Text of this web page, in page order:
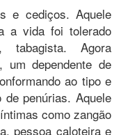
e cediços. Aquele
a vida foi tolerado
tabagista. Agora
dependente de
ao tipo e
penúrias. Aquele
como zangão
pessoa caloteira e